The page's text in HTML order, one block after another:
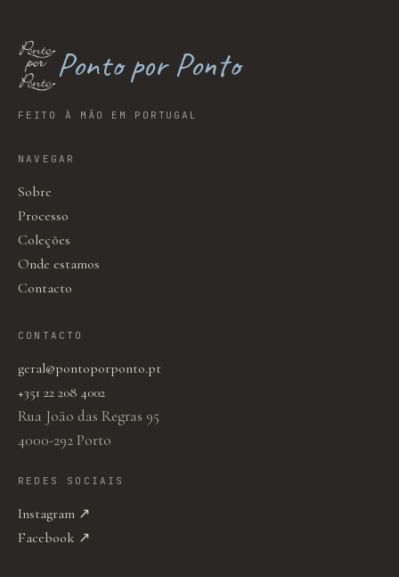
Ponto por Ponto
FEITO À MÃO EM PORTUGAL
NAVEGAR
Sobre
Processo
Coleções
Onde estamos
Contacto
CONTACTO
geral@pontoporponto.pt
+351 22 208 4002
Rua João das Regras 95
4000-292 Porto
REDES SOCIAIS
Instagram ↗
Facebook ↗